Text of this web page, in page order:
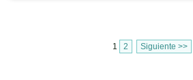
1 2 Siguiente >>